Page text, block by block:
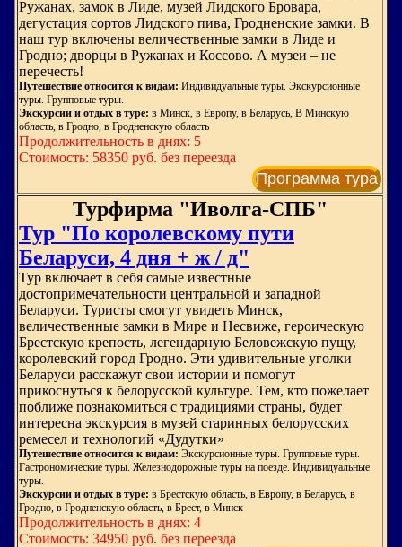
Ружанах, замок в Лиде, музей Лидского Бровара,
дегустация сортов Лидского пива, Гродненские замки. В
наш тур включены величественные замки в Лиде и
Гродно; дворцы в Ружанах и Коссово. А музеи – не
перечесть!
Путешествие относится к видам: Индивидуальные туры. Экскурсионные
туры. Групповые туры.
Экскурсии и отдых в туре: в Минск, в Европу, в Беларусь, В Минскую
область, в Гродно, в Гродненскую область
Продолжительность в днях: 5
Стоимость: 58350 руб. без переезда
Программа тура
Турфирма "Иволга-СПБ"
Тур "По королевскому пути
Беларуси, 4 дня + ж / д"
Тур включает в себя самые известные
достопримечательности центральной и западной
Беларуси. Туристы смогут увидеть Минск,
величественные замки в Мире и Несвиже, героическую
Брестскую крепость, легендарную Беловежскую пущу,
королевский город Гродно. Эти удивительные уголки
Беларуси расскажут свои истории и помогут
прикоснуться к белорусской культуре. Тем, кто пожелает
поближе познакомиться с традициями страны, будет
интересна экскурсия в музей старинных белорусских
ремесел и технологий «Дудутки»
Путешествие относится к видам: Экскурсионные туры. Групповые туры.
Гастрономические туры. Железнодорожные туры на поезде. Индивидуальные
туры.
Экскурсии и отдых в туре: в Брестскую область, в Европу, в Беларусь, в
Гродно, в Гродненскую область, в Брест, в Минск
Продолжительность в днях: 4
Стоимость: 34950 руб. без переезда